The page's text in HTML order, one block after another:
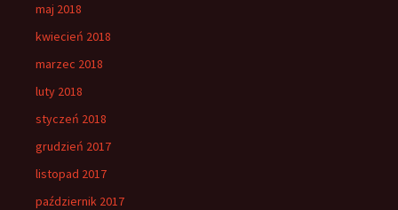
maj 2018
kwiecień 2018
marzec 2018
luty 2018
styczeń 2018
grudzień 2017
listopad 2017
październik 2017